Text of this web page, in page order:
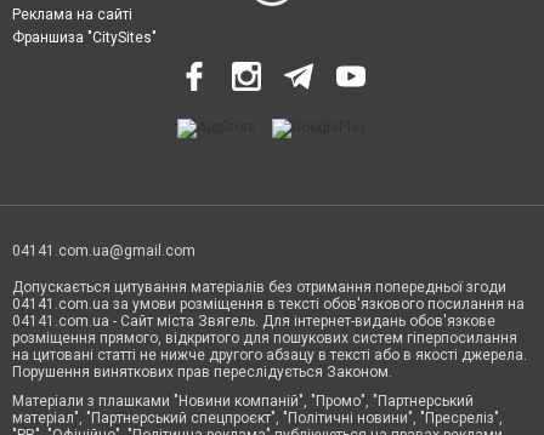
Реклама на сайті
Франшиза "CitySites"
04141.com.ua@gmail.com
Допускається цитування матеріалів без отримання попередньої згоди
04141.com.ua за умови розміщення в тексті обов'язкового посилання на
04141.com.ua - Сайт міста Звягель. Для інтернет-видань обов'язкове
розміщення прямого, відкритого для пошукових систем гіперпосилання
на цитовані статті не нижче другого абзацу в тексті або в якості джерела.
Порушення виняткових прав переслідується Законом.
Матеріали з плашками "Новини компаній", "Промо", "Партнерський
матеріал", "Партнерський спецпроєкт", "Політичні новини", "Пресреліз",